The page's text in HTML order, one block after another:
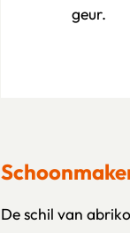
geur.
De schil van